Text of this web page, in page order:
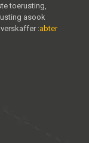
toerusting,
asook
:abter